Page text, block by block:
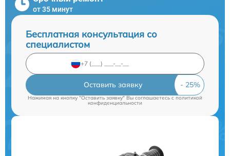
от 35 минут
Бесплатная консультация со
специалистом
Оставить заявку
Нажимая на кнопку "Оставить заявку" Вы соглашаетесь cполитикой
конфиденциальности